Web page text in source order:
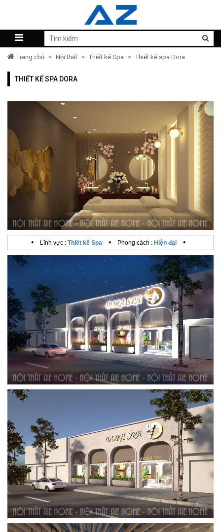
Trang chủ > Nội thất > Thiết kế Spa > Thiết kế spa Dora
THIẾT KẾ SPA DORA
• Lĩnh vực : Thiết kế Spa • Phong cách : Hiện đại •